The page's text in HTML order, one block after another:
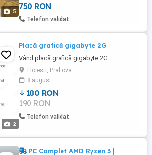
5
GEFORCE GT 640M 512 MB, Webcam,
Display 21(2k display), grad A - Pachet
Upgrade ...
750 RON
Telefon validat
2
Placă grafică gigabyte 2G
Vând placă grafică gigabyte 2G
Ploiesti, Prahova
8 august
180 RON
190 RON
Telefon validat
PC Complet AMD Ryzen 3 |